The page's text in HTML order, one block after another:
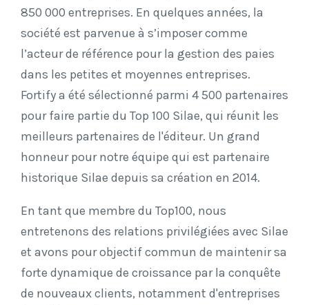
850 000 entreprises. En quelques années, la
société est parvenue à s’imposer comme
l’acteur de référence pour la gestion des paies
dans les petites et moyennes entreprises.
Fortify a été sélectionné parmi 4 500 partenaires
pour faire partie du Top 100 Silae, qui réunit les
meilleurs partenaires de l'éditeur. Un grand
honneur pour notre équipe qui est partenaire
historique Silae depuis sa création en 2014.
En tant que membre du Top100, nous
entretenons des relations privilégiées avec Silae
et avons pour objectif commun de maintenir sa
forte dynamique de croissance par la conquête
de nouveaux clients, notamment d'entreprises